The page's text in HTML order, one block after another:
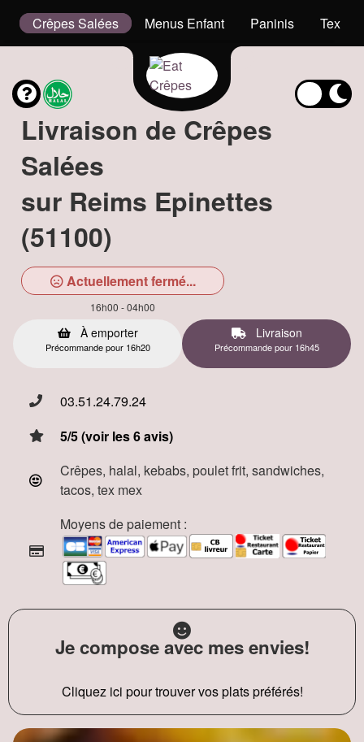
Crêpes Salées Menus Enfant Paninis Tex
Livraison de Crêpes
Salées
sur Reims Epinettes
(51100)
Actuellement fermé...
16h00 - 04h00
À emporter
Précommande pour 16h20
Livraison
Précommande pour 16h45
03.51.24.79.24
5/5 (voir les 6 avis)
Crêpes, halal, kebabs, poulet frit, sandwiches,
tacos, tex mex
Moyens de paiement :
Je compose avec mes envies!
Cliquez ici pour trouver vos plats préférés!